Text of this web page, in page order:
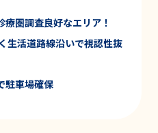
療圏調査良好なエリア！
生活道路線沿いで視認性抜
駐車場確保